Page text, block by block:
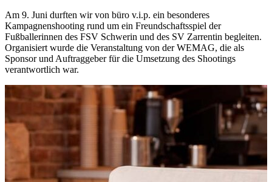
Am 9. Juni durften wir von büro v.i.p. ein besonderes
Kampagnenshooting rund um ein Freundschaftsspiel der
Fußballerinnen des FSV Schwerin und des SV Zarrentin begleiten.
Organisiert wurde die Veranstaltung von der WEMAG, die als
Sponsor und Auftraggeber für die Umsetzung des Shootings
verantwortlich war.